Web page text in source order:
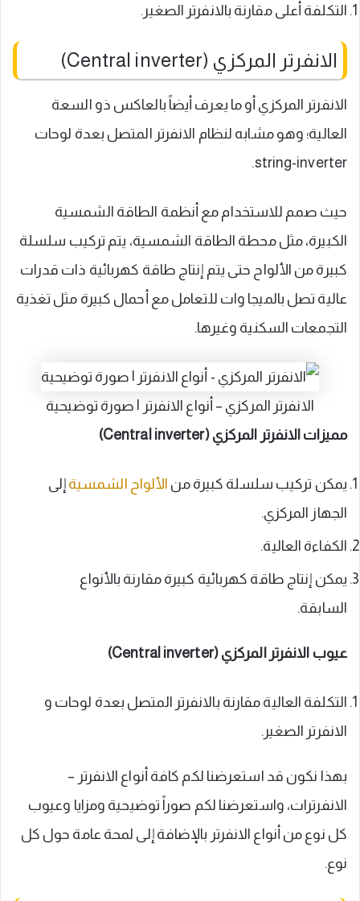
التكلفة أعلى مقارنة بالانفرتر الصغير.
الانفرتر المركزي (Central inverter)
الانفرتر المركزي أو ما يعرف أيضاً بالعاكس ذو السعة
العالية؛ وهو مشابه لنظام الانفرتر المتصل بعدة لوحات
string-inverter.
حيث صمم للاستخدام مع أنظمة الطاقة الشمسية
الكبيرة، مثل محطة الطاقة الشمسية، يتم تركيب سلسلة
كبيرة من الألواح حتى يتم إنتاج طاقة كهربائية ذات قدرات
عالية تصل بالميجا وات للتعامل مع أحمال كبيرة مثل تغذية
التجمعات السكنية وغيرها.
الانفرتر المركزي – أنواع الانفرتر | صورة توضيحية
مميزات الانفرتر المركزي (Central inverter)
يمكن تركيب سلسلة كبيرة من الألواح الشمسية إلى
الجهاز المركزي.
الكفاءة العالية.
يمكن إنتاج طاقة كهربائية كبيرة مقارنة بالأنواع
السابقة.
عيوب الانفرتر المركزي (Central inverter)
التكلفة العالية مقارنة بالانفرتر المتصل بعدة لوحات و
الانفرتر الصغير.
بهذا نكون قد استعرضنا لكم كافة أنواع الانفرتر –
الانفرترات، واستعرضنا لكم صوراً توضيحية ومزايا وعيوب
كل نوع من أنواع الانفرتر بالإضافة إلى لمحة عامة حول كل
نوع.